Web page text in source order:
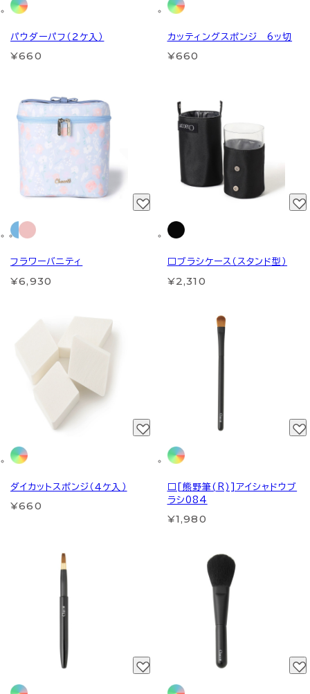
パウダーパフ（２ケ入）
¥660
カッティングスポンジ 6ッ切
¥660
フラワーバニティ
¥6,930
□ブラシケース（スタンド型）
¥2,310
ダイカットスポンジ（４ケ入）
¥660
□[熊野筆(R)]アイシャドウブ
ラシ084
¥1,980